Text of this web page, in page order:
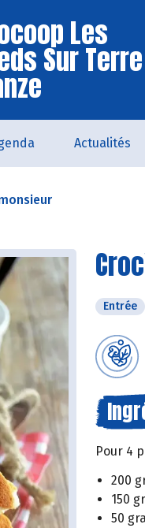
Les
Sur Terre
Actualités
Entrée
Pour 4
200
150
50